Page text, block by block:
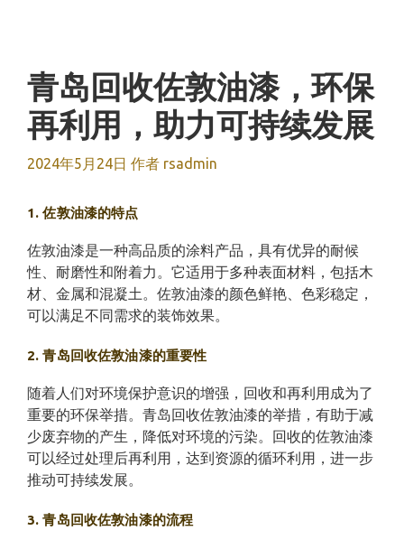
青岛回收佐敦油漆，环保
再利用，助力可持续发展
2024年5月24日 作者 rsadmin
1. 佐敦油漆的特点
佐敦油漆是一种高品质的涂料产品，具有优异的耐候
性、耐磨性和附着力。它适用于多种表面材料，包括木
材、金属和混凝土。佐敦油漆的颜色鲜艳、色彩稳定，
可以满足不同需求的装饰效果。
2. 青岛回收佐敦油漆的重要性
随着人们对环境保护意识的增强，回收和再利用成为了
重要的环保举措。青岛回收佐敦油漆的举措，有助于减
少废弃物的产生，降低对环境的污染。回收的佐敦油漆
可以经过处理后再利用，达到资源的循环利用，进一步
推动可持续发展。
3. 青岛回收佐敦油漆的流程